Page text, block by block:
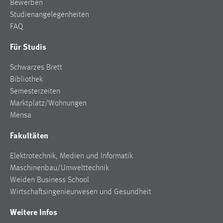
Bewerben
Studienangelegenheiten
FAQ
Für Studis
Schwarzes Brett
Bibliothek
Semesterzeiten
Marktplatz/Wohnungen
Mensa
Fakultäten
Elektrotechnik, Medien und Informatik
Maschinenbau/Umwelttechnik
Weiden Business School
Wirtschaftsingenieurwesen und Gesundheit
Weitere Infos